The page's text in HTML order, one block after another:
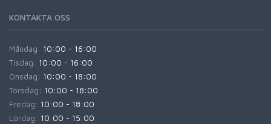
KONTAKTA OSS
Måndag: 10:00 - 16:00
Tisdag: 10:00 - 16:00
Onsdag: 10:00 - 18:00
Torsdag: 10:00 - 18:00
Fredag: 10:00 - 18:00
Lördag: 10:00 - 15:00